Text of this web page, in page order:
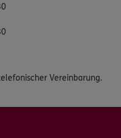
Vereinbarung.